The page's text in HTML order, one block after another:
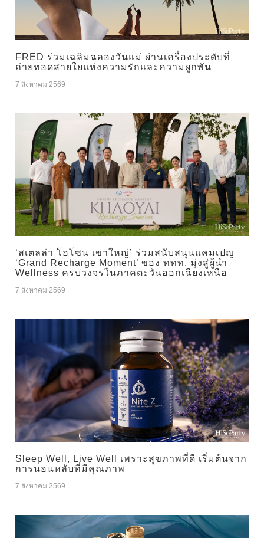
FRED ร่วมเฉลิมฉลองวันแม่ ผ่านเครื่องประดับที่
ถ่ายทอดสายใยแห่งความรักและความผูกพัน
7 สิงหาคม 2569
‘สเตลล่า โอโซน เขาใหญ่’ ร่วมสนับสนุนแคมเปญ
‘Grand Recharge Moment’ ของ ททท. มุ่งสู่ผู้นำ
Wellness ครบวงจรในภาคตะวันออกเฉียงเหนือ
7 สิงหาคม 2569
Sleep Well, Live Well เพราะสุขภาพที่ดี เริ่มต้นจาก
การนอนหลับที่มีคุณภาพ
7 สิงหาคม 2569